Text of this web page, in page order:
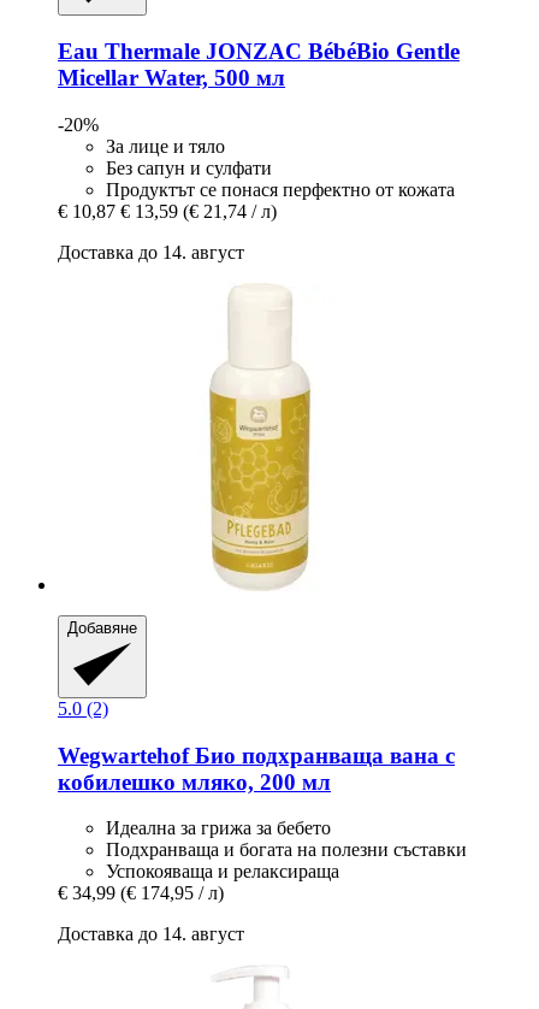
Eau Thermale JONZAC BébéBio Gentle
Micellar Water, 500 мл
-20%
За лице и тяло
Без сапун и сулфати
Продуктът се понася перфектно от кожата
€ 10,87 € 13,59 (€ 21,74 / л)
Доставка до 14. август
Добавяне
5.0 (2)
WegwartehofБио подхранваща вана с
кобилешко мляко, 200 мл
Идеална за грижа за бебето
Подхранваща и богата на полезни съставки
Успокояваща и релаксираща
€ 34,99 (€ 174,95 / л)
Доставка до 14. август